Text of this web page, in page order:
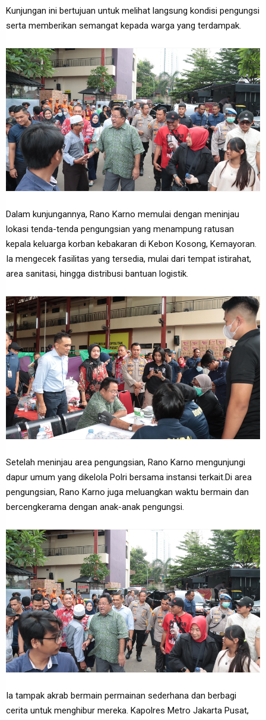
Kunjungan ini bertujuan untuk melihat langsung kondisi pengungsi
serta memberikan semangat kepada warga yang terdampak.
Dalam kunjungannya, Rano Karno memulai dengan meninjau
lokasi tenda-tenda pengungsian yang menampung ratusan
kepala keluarga korban kebakaran di Kebon Kosong, Kemayoran.
Ia mengecek fasilitas yang tersedia, mulai dari tempat istirahat,
area sanitasi, hingga distribusi bantuan logistik.
Setelah meninjau area pengungsian, Rano Karno mengunjungi
dapur umum yang dikelola Polri bersama instansi terkait.Di area
pengungsian, Rano Karno juga meluangkan waktu bermain dan
bercengkerama dengan anak-anak pengungsi.
Ia tampak akrab bermain permainan sederhana dan berbagi
cerita untuk menghibur mereka. Kapolres Metro Jakarta Pusat,